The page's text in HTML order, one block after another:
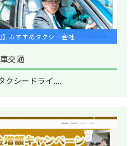
】おすすめタクシー会社
交通
クシードライ....